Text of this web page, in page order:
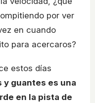
por ver
en cuando
para acercaros?
estos días
guantes es una
en la pista de